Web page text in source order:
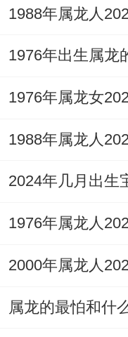
2025年属龙本位
人脉，对自己有
上的一些贵人、
龙自己的本位方
在并且也是2025
修，不堆放杂物,
厅或办公室的东
涨、左右逢源、
属龙的最怕和什